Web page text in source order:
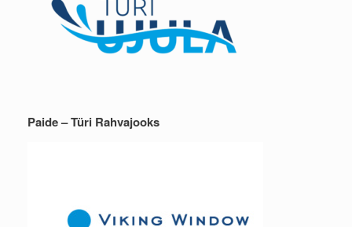
Paide – Türi Rahvajooks